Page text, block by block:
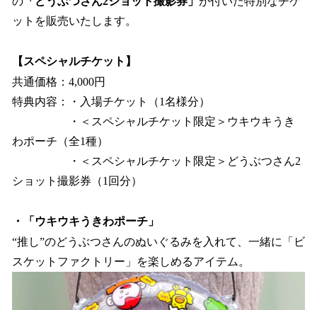
ットを販売いたします。
【スペシャルチケット】
共通価格：4,000円
特典内容：・入場チケット（1名様分）
・＜スペシャルチケット限定＞ウキウキうき
わポーチ（全1種）
・＜スペシャルチケット限定＞どうぶつさん2
ショット撮影券（1回分）
・「ウキウキうきわポーチ」
“推し”のどうぶつさんのぬいぐるみを入れて、一緒に「ビ
スケットファクトリー」を楽しめるアイテム。